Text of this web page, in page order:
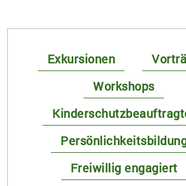
Exkursionen
Workshops
Freiwillig engagiert